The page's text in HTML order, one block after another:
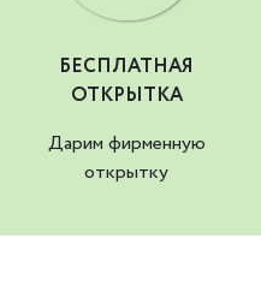
БЕСПЛАТНАЯ
ОТКРЫТКА
Дарим фирменную
открытку